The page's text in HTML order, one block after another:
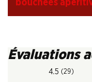
bouchées
Évaluations
4.5 (29)